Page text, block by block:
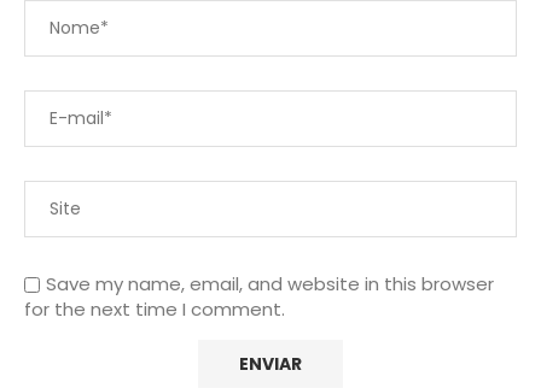
Save my name, email, and website in this browser
for the next time I comment.